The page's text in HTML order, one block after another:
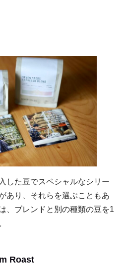
した豆でスペシャルなシリー
あり、それらを選ぶこともあ
、ブレンドと別の種類の豆を1
Roast